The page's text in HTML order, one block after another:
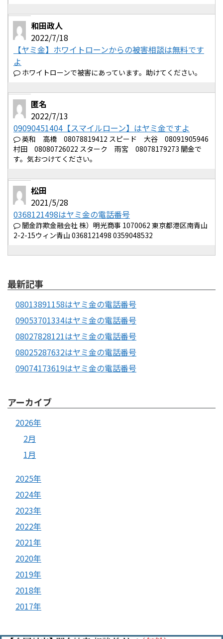
和田政人
2022/7/18
【ヤミ金】ホワイトローンからの被害相談は無料です
よ
ホワイトローンで被害にあっています。助けてください。
匿名
2022/7/13
09090451404【スマイルローン】はヤミ金ですよ
英和 高橋 08078819412 スピード 大谷 08091905946
村田 08080726022 スターク 雨宮 08078179273 闇金で
す。気おつけてください。
松田
2021/5/28
0368121498はヤミ金の電話番号
闇金詐欺金融会社 株）明光商事 1070062 東京都港区南青山
2-2-15ウィン青山 0368121498 0359048532
最新記事
08013891158はヤミ金の電話番号
09053701334はヤミ金の電話番号
08027828121はヤミ金の電話番号
08025287632はヤミ金の電話番号
09074173619はヤミ金の電話番号
アーカイブ
2026年
2月
1月
2025年
2024年
2023年
2022年
2021年
2020年
2019年
2018年
2017年